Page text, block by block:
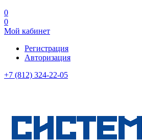
0
0
Мой кабинет
Регистрация
Авторизация
+7 (812) 324-22-05